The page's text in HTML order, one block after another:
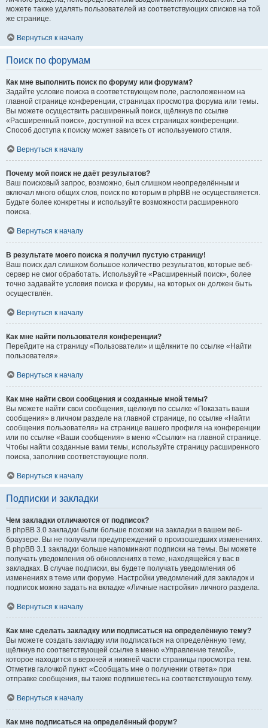
можете также удалять пользователей из соответствующих списков на той
же странице.
Вернуться к началу
Поиск по форумам
Как мне выполнить поиск по форуму или форумам?
Задайте условие поиска в соответствующем поле, расположенном на
главной странице конференции, страницах просмотра форума или темы.
Вы можете осуществить расширенный поиск, щёлкнув по ссылке
«Расширенный поиск», доступной на всех страницах конференции.
Способ доступа к поиску может зависеть от используемого стиля.
Вернуться к началу
Почему мой поиск не даёт результатов?
Ваш поисковый запрос, возможно, был слишком неопределённым и
включал много общих слов, поиск по которым в phpBB не осуществляется.
Будьте более конкретны и используйте возможности расширенного
поиска.
Вернуться к началу
В результате моего поиска я получил пустую страницу!
Ваш поиск дал слишком большое количество результатов, которые веб-
сервер не смог обработать. Используйте «Расширенный поиск», более
точно задавайте условия поиска и форумы, на которых он должен быть
осуществлён.
Вернуться к началу
Как мне найти пользователя конференции?
Перейдите на страницу «Пользователи» и щёлкните по ссылке «Найти
пользователя».
Вернуться к началу
Как мне найти свои сообщения и созданные мной темы?
Вы можете найти свои сообщения, щёлкнув по ссылке «Показать ваши
сообщения» в личном разделе на главной странице, по ссылке «Найти
сообщения пользователя» на странице вашего профиля на конференции
или по ссылке «Ваши сообщения» в меню «Ссылки» на главной странице.
Чтобы найти созданные вами темы, используйте страницу расширенного
поиска, заполнив соответствующие поля.
Вернуться к началу
Подписки и закладки
Чем закладки отличаются от подписок?
В phpBB 3.0 закладки были больше похожи на закладки в вашем веб-
браузере. Вы не получали предупреждений о произошедших изменениях.
В phpBB 3.1 закладки больше напоминают подписки на темы. Вы можете
получать уведомления об обновлениях в теме, находящейся у вас в
закладках. В случае подписки, вы будете получать уведомления об
изменениях в теме или форуме. Настройки уведомлений для закладок и
подписок можно задать на вкладке «Личные настройки» личного раздела.
Вернуться к началу
Как мне сделать закладку или подписаться на определённую тему?
Вы можете создать закладку или подписаться на определённую тему,
щёлкнув по соответствующей ссылке в меню «Управление темой»,
которое находится в верхней и нижней части страницы просмотра тем.
Отметив галочкой пункт «Сообщать мне о получении ответа» при
отправке сообщения, вы также подпишетесь на соответствующую тему.
Вернуться к началу
Как мне подписаться на определённый форум?